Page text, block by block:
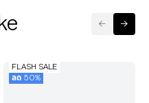
FLASH SALE
ลด 50%